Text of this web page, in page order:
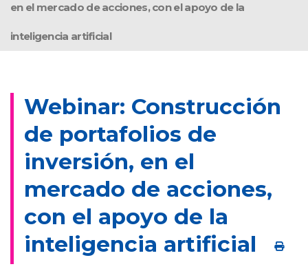
en el mercado de acciones, con el apoyo de la
inteligencia artificial
Webinar: Construcción
de portafolios de
inversión, en el
mercado de acciones,
con el apoyo de la
inteligencia artificial